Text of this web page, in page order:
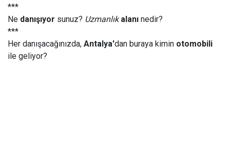
***
Ne danışıyor sunuz? Uzmanlık alanı nedir?
***
Her danışacağınızda, Antalya'dan buraya kimin otomobili
ile geliyor?